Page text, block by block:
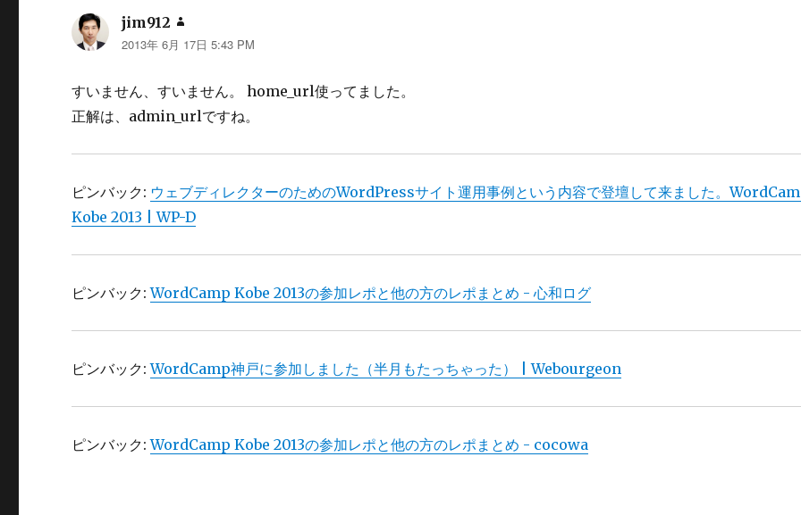
jim912
り:
2013年 6月 17日 5:43 PM
すいません、すいません。 home_url使ってました。
正解は、admin_urlですね。
ピンバック: ウェブディレクターのためのWordPressサイト運用事例という内容で登壇して来ました。
Kobe 2013 | WP-D
ピンバック:WordCamp Kobe 2013の参加レポと他の方のレポまとめ - 心和ログ
ピンバック:WordCamp神戸に参加しました（半月もたっちゃった） | Webourgeon
ピンバック:WordCamp Kobe 2013の参加レポと他の方のレポまとめ - cocowa